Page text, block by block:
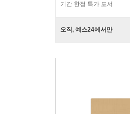
기간 한정 특가 도서
오직, 예스24에서만